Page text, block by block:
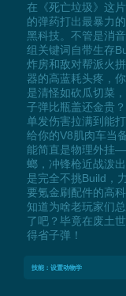
在《死亡垃圾》这
的弹药打出最暴力
黑科技。不管是消
组关键词自带生存
炸房和敌对帮派火
器的高蓝耗头疼，
是清怪如砍瓜切菜
子弹比瓶盖还金贵
单发伤害拉满到能
给你的V8肌肉车当
能简直是物理外挂
螂，冲锋枪近战泼
是完全不挑Build，
要氪金刷配件的高
知道为啥老玩家们
了吧？毕竟在废土
得省子弹！
技能：设置动物学